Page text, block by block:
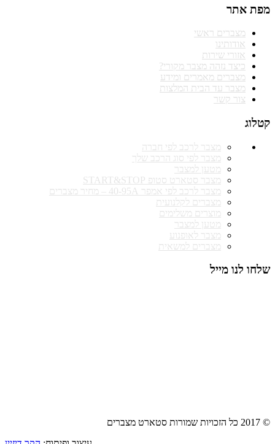
מפת אתר
מצברים ראשי
אודותינו
אזורי שירות
כיצד נזהה מצבר מקורי?
מצברים מאמרים ומידע
מצבר עד הבית המלצות
צור קשר
קטלוג
מצבר לרכב לפי חברה
מצבר לפי סוג הרכב שלך
מטען למצבר
מצבר סטארט סטופ START&STOP
מצבר לרכב לפי אמפר 40-95A – מחיר מצברים
מצברים לקלנועית
מוצרים משלימים
מטען למצבר
מצבר לאופנוע
מצברים למשאית
שלחו לנו מייל
© 2017 כל הזכויות שמורות סטארט מצברים